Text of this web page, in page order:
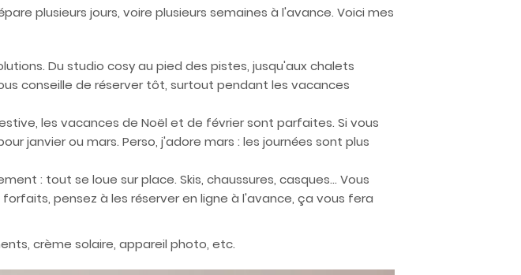
plusieurs jours, voire plusieurs semaines à l'avance. Voici mes
Du studio cosy au pied des pistes, jusqu'aux chalets
conseille de réserver tôt, surtout pendant les vacances
les vacances de Noël et de février sont parfaites. Si vous
janvier ou mars. Perso, j'adore mars : les journées sont plus
: tout se loue sur place. Skis, chaussures, casques… Vous
pensez à les réserver en ligne à l'avance, ça vous fera
crème solaire, appareil photo, etc.